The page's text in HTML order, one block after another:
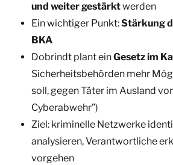
und weiter gestärktwerden
Ein wichtiger Punkt:Stärkung
BKA
Dobrindt plant einGesetz im
Sicherheitsbehörden mehr
soll, gegen Täter im Ausland
Cyberabwehr”)
Ziel: kriminelle Netzwerke
analysieren, Verantwortliche
vorgehen